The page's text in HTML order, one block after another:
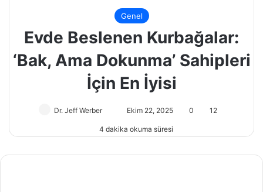
Genel
Evde Beslenen Kurbağalar:
‘Bak, Ama Dokunma’ Sahipleri
İçin En İyisi
Dr. Jeff Werber
posta
Ekim 22, 2025 0 12
4 dakika okuma süresi